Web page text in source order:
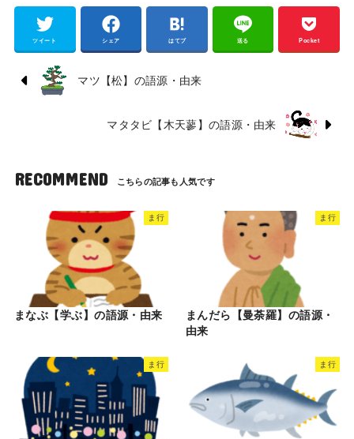
ツイート シェア はてブ 送る Pocket
マツ【松】の語源・由来
マタタビ【木天蓼】の語源・由来
RECOMMEND
ま行
まなぶ【学ぶ】の語源・由来
ま行
まんだら【曼荼羅】の語源・
由来
ま行 ま行